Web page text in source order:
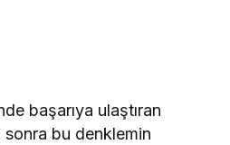
başarıya ulaştıran
bu denklemin